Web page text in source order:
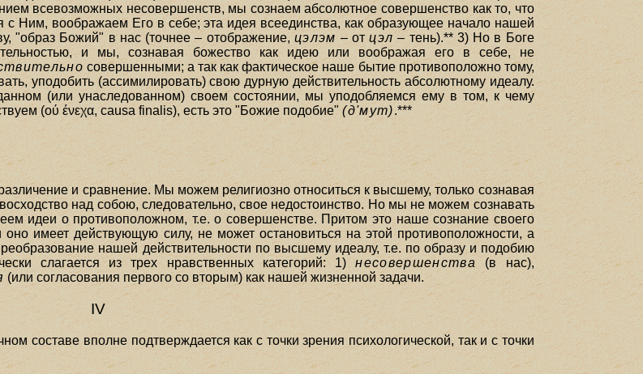
всевозможных несовершенств, мы сознаем абсолютное совершенство как то, что
с Ним, воображаем Его в себе; эта идея всеединства, как образующее начало нашей
"образ Божий" в нас (точнее – отображение, цэлэм– отцэл – тень).** 3) Но в Боге
и мы, сознавая божество как идею или воображая его в себе, не
совершенными; а так как фактическое наше бытие противоположно тому,
уподобить (ассимилировать) свою дурную действительность абсолютному идеалу.
(или унаследованном) своем состоянии, мы уподобляемся ему в том, к чему
(ού ένεχα, causa finalis), есть это "Божие подобие"(д'мут).***
и сравнение. Мы можем религиозно относиться к высшему, только сознавая
над собою, следовательно, свое недостоинство. Но мы не можем сознавать
идеи о противоположном, т.е. о совершенстве. Притом это наше сознание своего
имеет действующую силу, не может остановиться на этой противоположности, а
нашей действительности по высшему идеалу, т.е. по образу и подобию
слагается из трех нравственных категорий: 1)несовершенства (в нас),
(или согласования первого со вторым) как нашей жизненной задачи.
IV
составе вполне подтверждается как с точки зрения психологической, так и с точки